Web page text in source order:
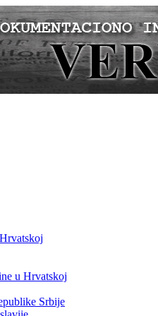
u Hrvatskoj
Srbije